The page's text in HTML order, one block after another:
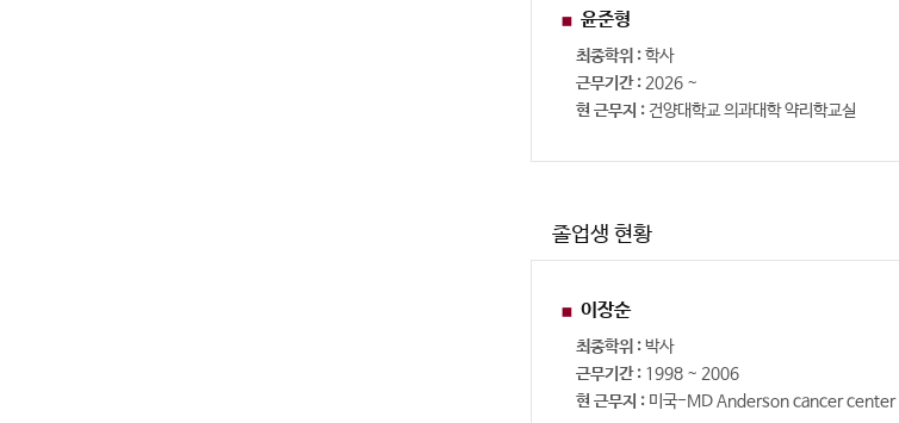
윤준형
최종학위 :학사
근무기간 : 2026 ~
현 근무지 : 건양대학교 의과대학 약리학교실
졸업생 현황
이장순
최종학위 :박사
근무기간 : 1998 ~ 2006
현 근무지 : 미국-MD Anderson cancer center